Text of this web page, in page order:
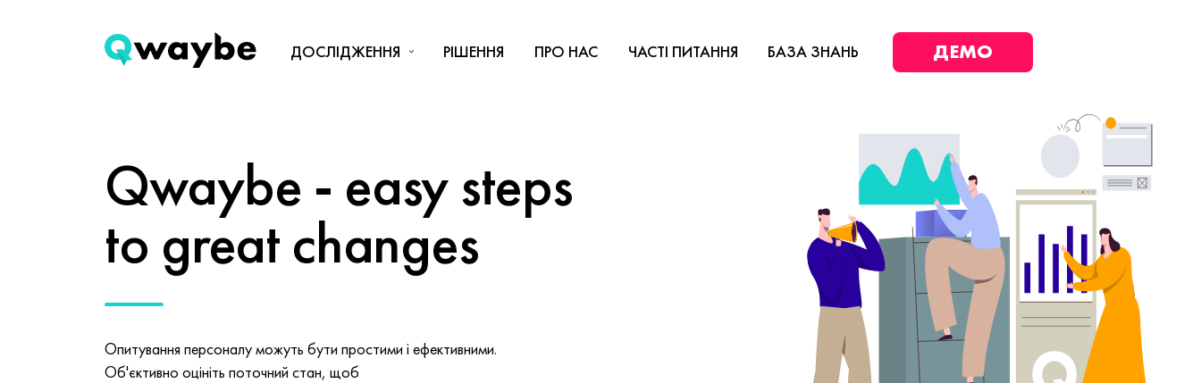
ДОСЛІДЖЕННЯ РІШЕННЯ ПРО НАС ЧАСТІ ПИТАННЯ БАЗА ЗНАНЬ ДЕМО
Qwaybe - easy steps
to great changes
Опитування персоналу можуть бути простими і ефективними.
Об'єктивно оцініть поточний стан, щоб